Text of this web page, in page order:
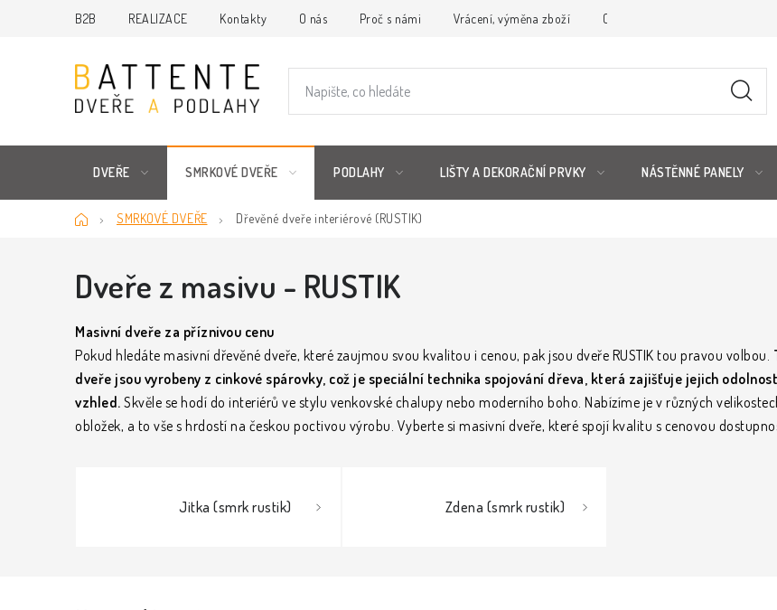
B2B REALIZACE Kontakty O nás Proč s námi Vrácení, výměna zboží Obchodní podmínky
DVEŘE SMRKOVÉ DVEŘE PODLAHY LIŠTY A DEKORAČNÍ PRVKY NÁSTĚNNÉ PANELY
DomůSMRKOVÉ DVEŘE Dřevěné dveře interiérové (RUSTIK)
Dveře z masivu - RUSTIK
Masivní dveře za příznivou cenu
Pokud hledáte masivní dřevěné dveře, které zaujmou svou kvalitou i cenou, pak jsou dveře RUSTIK tou pravou volbou.
dveře jsou vyrobeny z cinkové spárovky, což je speciální technika spojování dřeva, která zajišťuje jejich
vzhled. Skvěle se hodí do interiérů ve stylu venkovské chalupy nebo moderního boho. Nabízíme je v různých
obložek, a to vše s hrdostí na českou poctivou výrobu. Vyberte si masivní dveře, které spojí kvalitu s cenovou
Jitka (smrk rustik) Zdena (smrk rustik)